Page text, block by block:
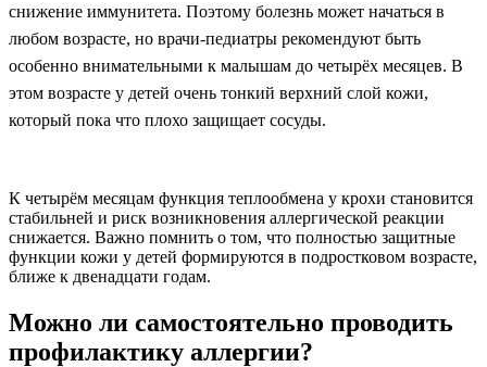
снижение иммунитета. Поэтому болезнь может начаться в
любом возрасте, но врачи-педиатры рекомендуют быть
особенно внимательными к малышам до четырёх месяцев. В
этом возрасте у детей очень тонкий верхний слой кожи,
который пока что плохо защищает сосуды.
К четырём месяцам функция теплообмена у крохи становится
стабильней и риск возникновения аллергической реакции
снижается. Важно помнить о том, что полностью защитные
функции кожи у детей формируются в подростковом возрасте,
ближе к двенадцати годам.
Можно ли самостоятельно проводить
профилактику аллергии?